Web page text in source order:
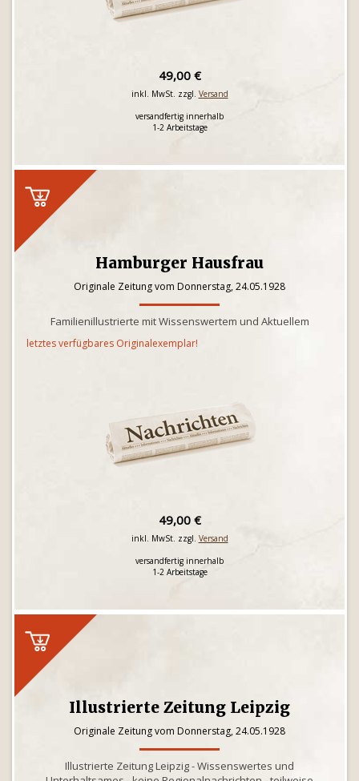
49,00 €
inkl. MwSt. zzgl. Versand
versandfertig innerhalb
1-2 Arbeitstage
Hamburger Hausfrau
Originale Zeitung vom Donnerstag, 24.05.1928
Familienillustrierte mit Wissenswertem und Aktuellem
letztes verfügbares Originalexemplar!
49,00 €
inkl. MwSt. zzgl. Versand
versandfertig innerhalb
1-2 Arbeitstage
Illustrierte Zeitung Leipzig
Originale Zeitung vom Donnerstag, 24.05.1928
Illustrierte Zeitung Leipzig - Wissenswertes und